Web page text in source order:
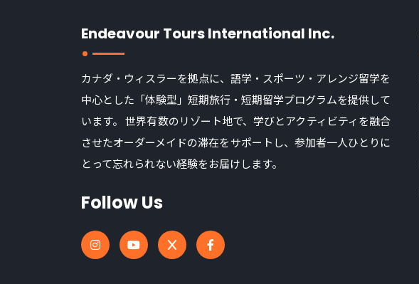
Endeavour Tours International Inc.
カナダ・ウィスラーを拠点に、語学・スポーツ・アレンジ留学を
中心とした「体験型」短期旅行・短期留学プログラムを提供して
います。 世界有数のリゾート地で、学びとアクティビティを融合
させたオーダーメイドの滞在をサポートし、参加者一人ひとりに
とって忘れられない経験をお届けします。
Follow Us